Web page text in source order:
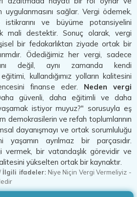
uygulanmasını sağlar. Vergi ödemek,
ve büyüme potansiyelini
mali destektir. Sonuç olarak, vergi
bir fedakarlıktan ziyade ortak bir
Ödediğimiz her vergi, sadece
değil, aynı zamanda kendi
eğitimi, kullandığımız yolların kalitesini
finanse eder. Neden vergi
güvenli, daha eğitimli ve daha
istiyor muyuz?" sorusuyla eş
demokrasilerin ve refah toplumlarının
dayanışmayı ve ortak sorumluluğu
yaşamın ayrılmaz bir parçasıdır.
vermek, bir vatandaşlık görevidir ve
yükselten ortak bir kaynaktır.
İlgili ifadeler: Niye Niçin Vergi Vermeliyiz -